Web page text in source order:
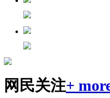
网民关注+